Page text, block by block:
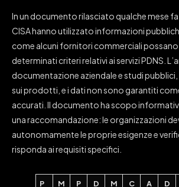
In un documento rilasciato qualche mese fa
CISA hanno utilizzato informazioni
come alcuni fornitori commerciali
determinati criteri relativi ai servizi PDNS.
documentazione aziendale e studi
sui prodotti, e i dati non sono garantiti
accurati. Il documento ha scopo
una raccomandazione: le organizzazioni
autonomamente le proprie esigenze e
risponda ai requisiti specifici.
P
M
P
D
M
C
A
D